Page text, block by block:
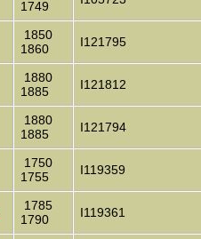
1749
1850
1860
I121795
1880
1885
I121812
1880
1885
I121794
1750
1755
I119359
1785
1790
I119361